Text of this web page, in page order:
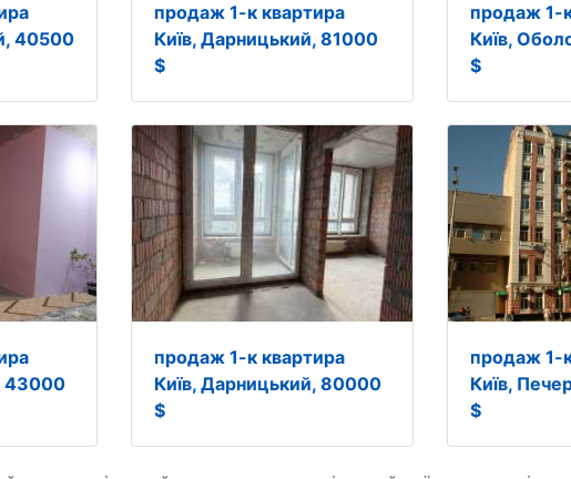
40500
продаж 1-к квартира
Київ, Дарницький, 81000
$
продаж 1-
Київ,
$
43000
продаж 1-к квартира
Київ, Дарницький, 80000
$
продаж 1-
Київ,
$